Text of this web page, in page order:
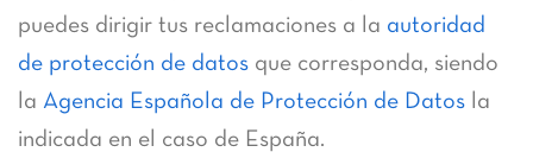
puedes dirigir tus reclamaciones a la autoridad
de protección de datos que corresponda, siendo
la Agencia Española de Protección de Datos la
indicada en el caso de España.